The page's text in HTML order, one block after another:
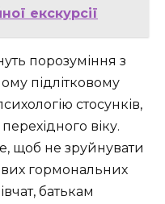
екскурсії
порозуміння з
підлітковому
стосунків,
віку.
щоб не зруйнувати
гормональних
батькам